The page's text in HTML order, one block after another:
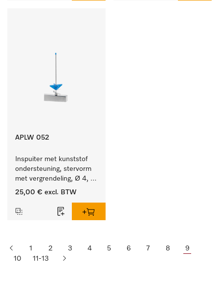
APLW 052
Inspuiter met kunststof
ondersteuning, stervorm
met vergrendeling, Ø 4,
lengte 175 mm.
25,00 € excl. BTW
1 2 3 4 5 6 7 8
9
10
11-13